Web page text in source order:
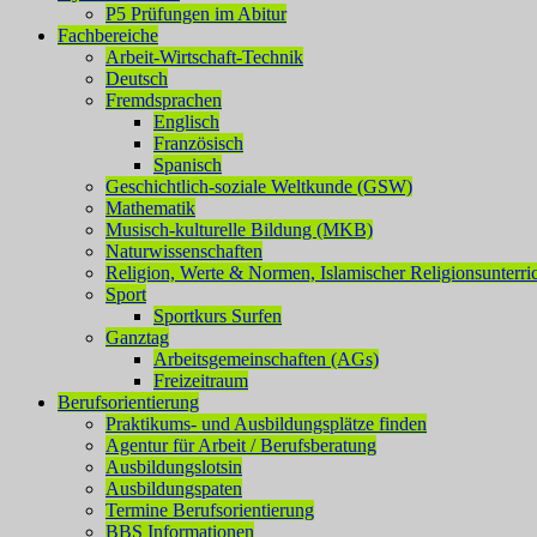
P5 Prüfungen im Abitur
Fachbereiche
Arbeit-Wirtschaft-Technik
Deutsch
Fremdsprachen
Englisch
Französisch
Spanisch
Geschichtlich-soziale Weltkunde (GSW)
Mathematik
Musisch-kulturelle Bildung (MKB)
Naturwissenschaften
Religion, Werte & Normen, Islamischer
Sport
Sportkurs Surfen
Ganztag
Arbeitsgemeinschaften (AGs)
Freizeitraum
Berufsorientierung
Praktikums- und Ausbildungsplätze finden
Agentur für Arbeit / Berufsberatung
Ausbildungslotsin
Ausbildungspaten
Termine Berufsorientierung
BBS Informationen